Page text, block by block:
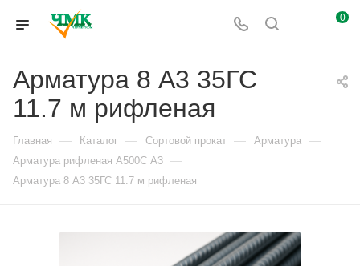
0
Арматура 8 А3 35ГС
11.7 м рифленая
Главная — Каталог — Сортовой прокат — Арматура —
Арматура рифленая А500С А3 —
Арматура 8 А3 35ГС 11.7 м рифленая